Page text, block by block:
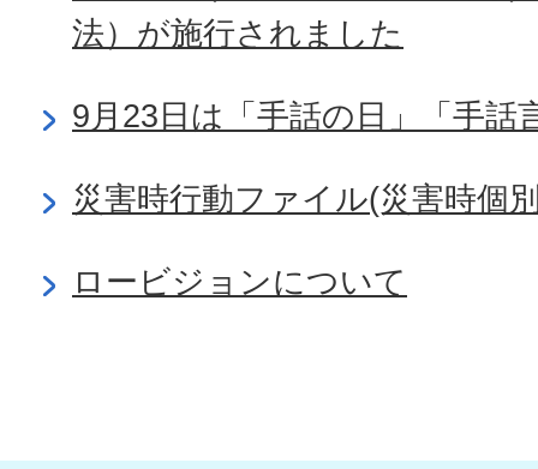
法）が施行されました
9月23日は「手話の日」「手話
災害時行動ファイル(災害時個
ロービジョンについて